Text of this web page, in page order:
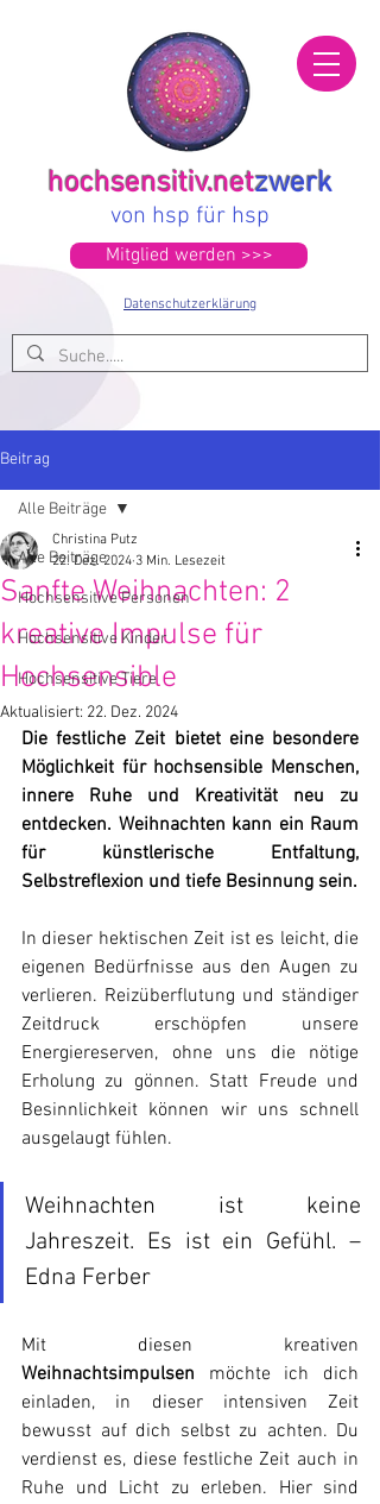
hochsensitiv.netzwerk
von hsp für hsp
Datenschutzerklärung
Mitglied werden >>>
Beitrag
Alle Beiträge
Hochsensitive Personen
Hochsensitive Kinder
Hochsensitive Tiere
Alle Beiträge
Sanfte Weihnachten: 2
kreative Impulse für
Hochsensible
Christina Putz
22. Dez. 2024 3 Min. Lesezeit
Aktualisiert: 22. Dez. 2024
Die festliche Zeit bietet eine besondere
Möglichkeit für hochsensible Menschen,
innere Ruhe und Kreativität neu zu
entdecken. Weihnachten kann ein Raum
für künstlerische Entfaltung,
Selbstreflexion und tiefe Besinnung sein.
In dieser hektischen Zeit ist es leicht, die
eigenen Bedürfnisse aus den Augen zu
verlieren. Reizüberflutung und ständiger
Zeitdruck erschöpfen unsere
Energiereserven, ohne uns die nötige
Erholung zu gönnen. Statt Freude und
Besinnlichkeit können wir uns schnell
ausgelaugt fühlen.
Weihnachten ist keine
Jahreszeit. Es ist ein Gefühl. –
Edna Ferber
Weihnachtsimpulsen möchte ich dich
einladen, in dieser intensiven Zeit
bewusst auf dich selbst zu achten. Du
verdienst es, diese festliche Zeit auch in
Ruhe und Licht zu erleben. Hier sind